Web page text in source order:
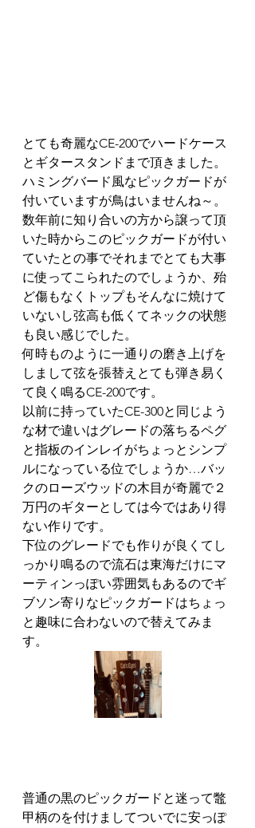
とても奇麗なCE-200でハードケース
とギタースタンドまで頂きました。
ハミングバード風なピックガードが
付いていますが鳥はいませんね～。
数年前に知り合いの方から譲って頂
いた時からこのピックガードが付い
ていたとの事でそれまでとても大事
に使ってこられたのでしょうか、殆
ど傷もなくトップもそんなに焼けて
いないし弦高も低くてネックの状態
も良い感じでした。
何時ものように一通りの磨き上げを
しまして弦を張替えとても弾き易く
て良く鳴るCE-200です。
以前に持っていたCE-300と同じよう
な材で違いはグレードの落ちるペグ
と指板のインレイがちょっとシンプ
ルになっている位でしょうか…バッ
クのローズウッドの木目が奇麗で２
万円のギターとしては今ではあり得
ない作りです。
下位のグレードでも作りが良くてし
っかり鳴るので流石は東海だけにマ
ーティンっぽい雰囲気もあるのでギ
ブソン寄りなピックガードはちょっ
と趣味に合わないので替えてみま
す。
普通の黒のピックガードと迷って鼈
甲柄のを付けましてついでに安っぽ